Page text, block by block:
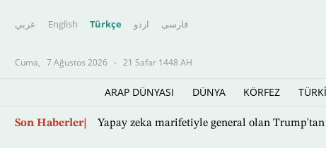
عربي English Türkçe اردو فارسى
Cuma, 7 Ağustos 2026 - 21 Safar 1448 AH
ARAP DÜNYASI DÜNYA KÖRFEZ
Ana
Son Haberler Yapay zeka marifetiyle general olan